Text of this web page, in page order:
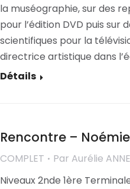
la muséographie, sur des
pour l’édition DVD puis sur
scientifiques pour la
directrice artistique dans
Détails
Rencontre –
COMPLET Par Aurélie
Niveaux 2nde 1ère